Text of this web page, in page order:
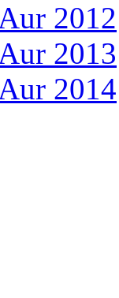
2012
2013
2014